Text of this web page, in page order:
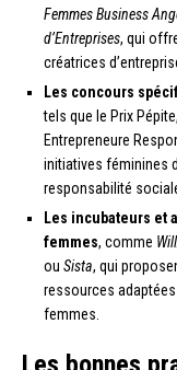
Femmes Business
d’Entreprises, qui
créatrices
Les concours
tels que le Prix
Entrepreneure
initiatives féminines
responsabilité
Les incubateurs et
femmes, comme
ou Sista, qui
ressources
femmes.